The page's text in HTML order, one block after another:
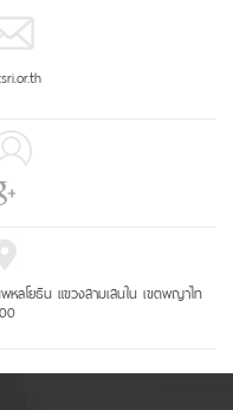
ลโยธิน แขวงสามเสนใน เขตพญาไท